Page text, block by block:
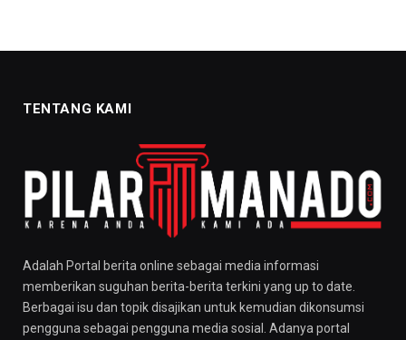
TENTANG KAMI
Adalah Portal berita online sebagai media informasi
memberikan suguhan berita-berita terkini yang up to date.
Berbagai isu dan topik disajikan untuk kemudian dikonsumsi
pengguna sebagai pengguna media sosial. Adanya portal